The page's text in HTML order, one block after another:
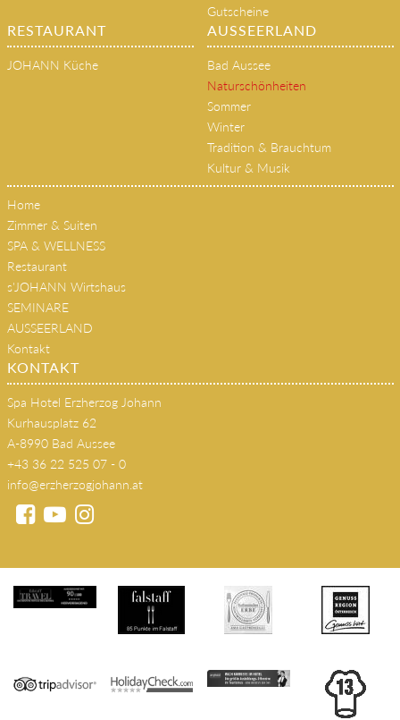
Gutscheine
RESTAURANT
JOHANN Küche
AUSSEERLAND
Bad Aussee
Naturschönheiten
Sommer
Winter
Tradition & Brauchtum
Kultur & Musik
Home
Zimmer & Suiten
SPA & WELLNESS
Restaurant
s'JOHANN Wirtshaus
SEMINARE
AUSSEERLAND
Kontakt
KONTAKT
Spa Hotel Erzherzog Johann
Kurhausplatz 62
A-8990 Bad Aussee
+43 36 22 525 07 - 0
info@erzherzogjohann.at